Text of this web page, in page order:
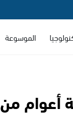
الموسوعة
بعد ثلاثة أعوام من